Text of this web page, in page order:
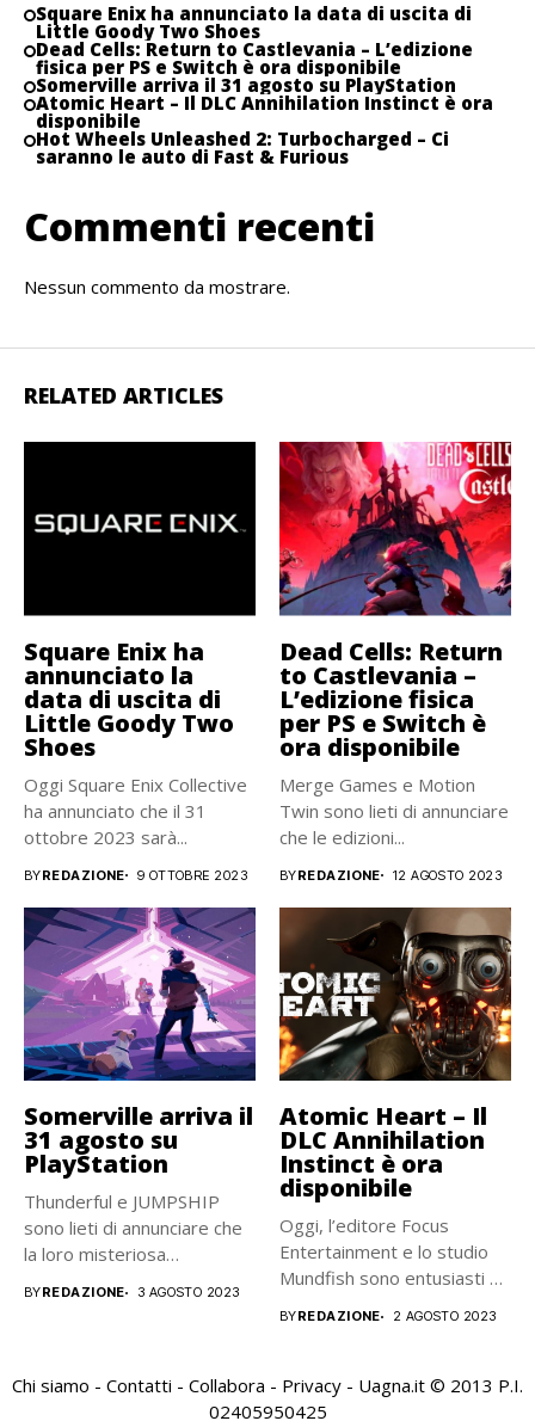
Square Enix ha annunciato la data di uscita di
Little Goody Two Shoes
Dead Cells: Return to Castlevania – L’edizione
fisica per PS e Switch è ora disponibile
Somerville arriva il 31 agosto su PlayStation
Atomic Heart – Il DLC Annihilation Instinct è ora
disponibile
Hot Wheels Unleashed 2: Turbocharged – Ci
saranno le auto di Fast & Furious
Commenti recenti
Nessun commento da mostrare.
RELATED ARTICLES
Square Enix ha
annunciato la
data di uscita di
Little Goody Two
Shoes
Oggi Square Enix Collective
ha annunciato che il 31
ottobre 2023 sarà...
BYREDAZIONE 9 OTTOBRE 2023
Dead Cells: Return
to Castlevania –
L’edizione fisica
per PS e Switch è
ora disponibile
Merge Games e Motion
Twin sono lieti di annunciare
che le edizioni...
BYREDAZIONE 12 AGOSTO 2023
Somerville arriva il
31 agosto su
PlayStation
Thunderful e JUMPSHIP
sono lieti di annunciare che
la loro misteriosa
BYREDAZIONE 3 AGOSTO 2023
Atomic Heart – Il
DLC Annihilation
Instinct è ora
disponibile
Oggi, l’editore Focus
Entertainment e lo studio
Mundfish sono entusiasti di
BYREDAZIONE 2 AGOSTO 2023
Chi siamo - Contatti - Collabora - Privacy - Uagna.it © 2013 P.I.
02405950425